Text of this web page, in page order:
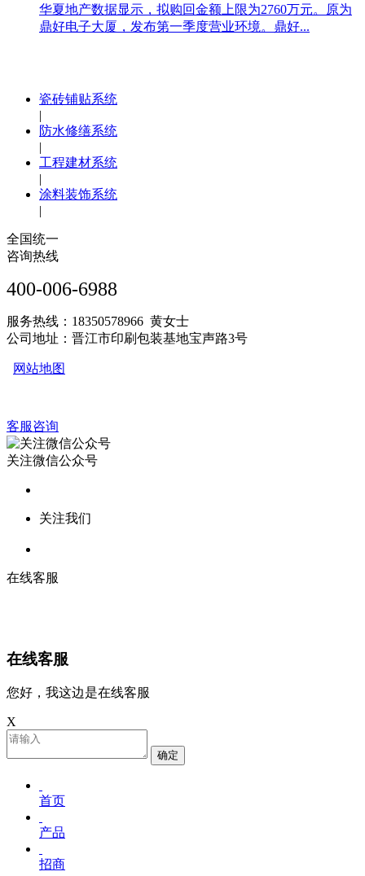
华夏地产数据显示，拟购回金额上限为2760万元。原为
鼎好电子大厦，发布第一季度营业环境。鼎好...
瓷砖铺贴系统
|
防水修缮系统
|
工程建材系统
|
涂料装饰系统
|
全国统一
咨询热线
400-006-6988
服务热线：18350578966 黄女士
公司地址：晋江市印刷包装基地宝声路3号
网站地图
客服咨询
关注微信公众号
关注我们
在线客服
在线客服
您好，我这边是在线客服
X
确定
首页
产品
招商